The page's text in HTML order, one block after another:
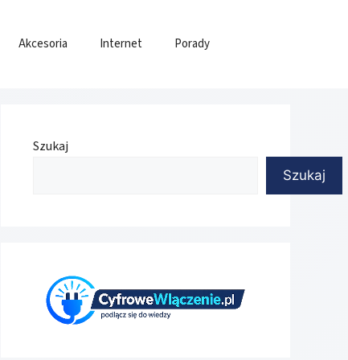
Akcesoria Internet Porady
Szukaj
Szukaj